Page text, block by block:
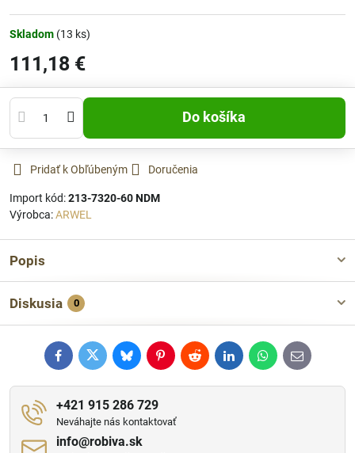
Skladom (13 ks)
111,18 €
Do košíka
Pridať k Obľúbeným Doručenia
Import kód:213-7320-60 NDM
Výrobca:ARWEL
Popis
Diskusia 0
FacebookTwitterBlueskyPinterestRedditLinkedInWhatsApp
E-
mail
+421 915 286 729
Neváhajte nás kontaktovať
info​@robiva​.sk